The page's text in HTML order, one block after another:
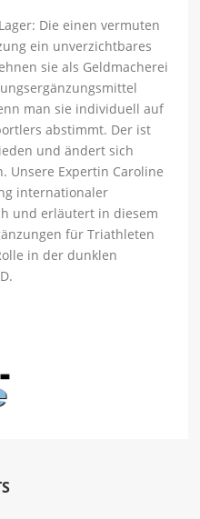
Die einen vermuten
ein unverzichtbares
sie als Geldmacherei
man sie individuell auf
abstimmt. Der ist
und ändert sich
Unsere Expertin Caroline
internationaler
und erläutert in diesem
für Triathleten
in der dunklen